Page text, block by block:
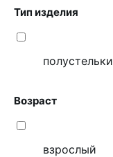
Тип изделия
полустельки
Возраст
взрослый